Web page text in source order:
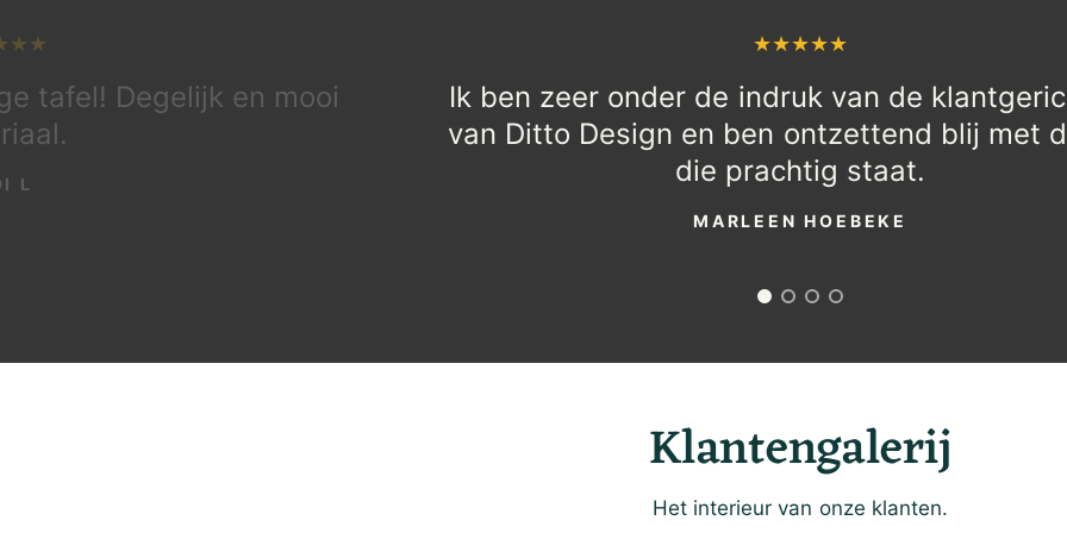
Ik ben zeer onder de indruk van de
van Ditto Design en ben ontzettend blij met
die prachtig staat.
MARLEEN HOEBEKE
tafel! Degelijk en mooi
L
Klantengalerij
Het interieur van onze klanten.